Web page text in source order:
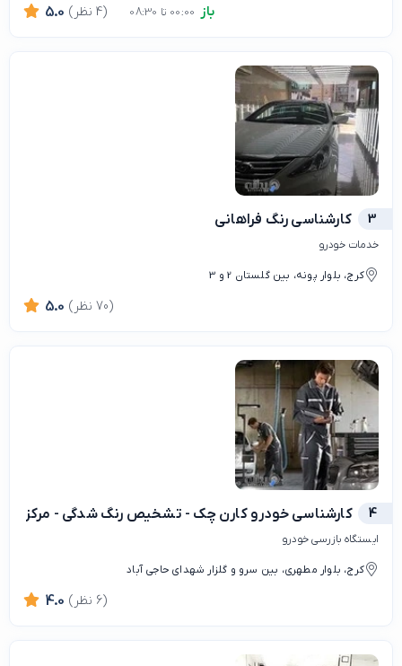
باز 5.0 (4 نظر)
3 کارشناسی رنگ فراهانی
خدمات خودرو
کرج، بلوار پونه، بین گلستان 2 و 3
5.0 (70 نظر)
4 کارشناسی خودرو کارن چک - تشخیص رنگ شدگی - مرکز
ایستگاه بازرسی خودرو
کرج، بلوار مطهری، بین سرو و گلزار شهدای حاجی آباد
4.0 (6 نظر)